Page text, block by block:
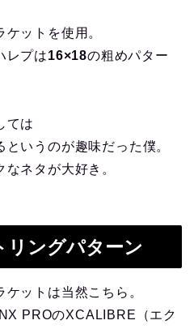
ットを使用。
レプは16×18の粗めパター
ては
いうのが趣味だった僕。
ネタが大好き。
リングパターン
ットは当然こちら。
PROのXCALIBRE（エク